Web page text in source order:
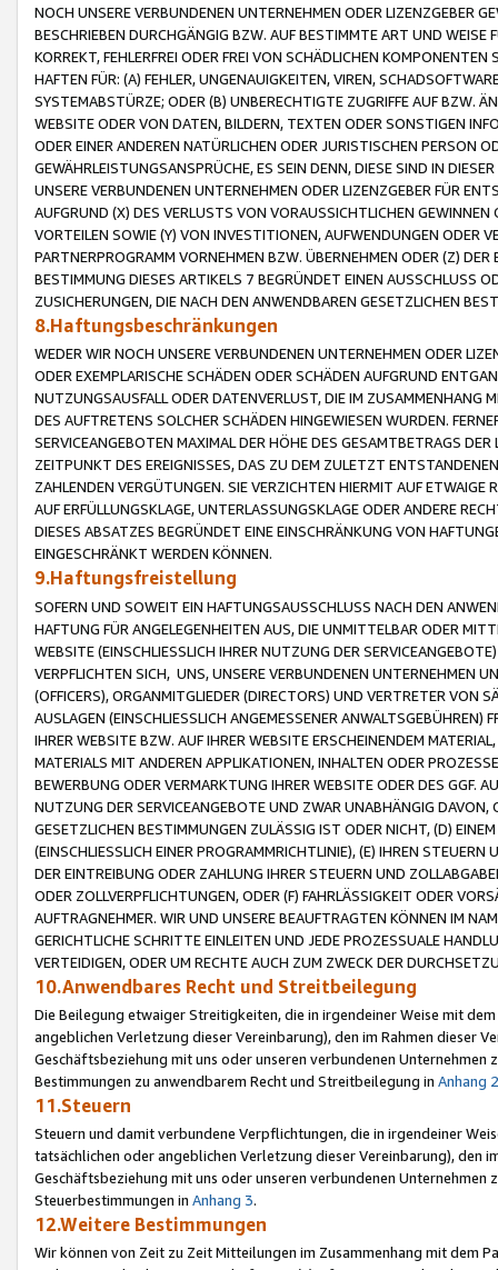
NOCH UNSERE VERBUNDENEN UNTERNEHMEN ODER LIZENZGEBER
BESCHRIEBEN DURCHGÄNGIG BZW. AUF BESTIMMTE ART UND
KORREKT, FEHLERFREI ODER FREI VON SCHÄDLICHEN
HAFTEN FÜR: (A) FEHLER, UNGENAUIGKEITEN, VIREN,
SYSTEMABSTÜRZE; ODER (B) UNBERECHTIGTE ZUGRIFFE AUF BZW.
WEBSITE ODER VON DATEN, BILDERN, TEXTEN ODER SONSTIGEN
ODER EINER ANDEREN NATÜRLICHEN ODER JURISTISCHEN PERSON
GEWÄHRLEISTUNGSANSPRÜCHE, ES SEIN DENN, DIESE SIND IN
UNSERE VERBUNDENEN UNTERNEHMEN ODER LIZENZGEBER FÜR
AUFGRUND (X) DES VERLUSTS VON VORAUSSICHTLICHEN
VORTEILEN SOWIE (Y) VON INVESTITIONEN, AUFWENDUNGEN ODER
PARTNERPROGRAMM VORNEHMEN BZW. ÜBERNEHMEN ODER (Z)
BESTIMMUNG DIESES ARTIKELS 7 BEGRÜNDET EINEN AUSSCHLUSS
ZUSICHERUNGEN, DIE NACH DEN ANWENDBAREN GESETZLICHEN
8.Haftungsbeschränkungen
WEDER WIR NOCH UNSERE VERBUNDENEN UNTERNEHMEN ODER
ODER EXEMPLARISCHE SCHÄDEN ODER SCHÄDEN AUFGRUND
NUTZUNGSAUSFALL ODER DATENVERLUST, DIE IM ZUSAMMENHANG
DES AUFTRETENS SOLCHER SCHÄDEN HINGEWIESEN WURDEN.
SERVICEANGEBOTEN MAXIMAL DER HÖHE DES GESAMTBETRAGS
ZEITPUNKT DES EREIGNISSES, DAS ZU DEM ZULETZT
ZAHLENDEN VERGÜTUNGEN. SIE VERZICHTEN HIERMIT AUF
AUF ERFÜLLUNGSKLAGE, UNTERLASSUNGSKLAGE ODER ANDERE
DIESES ABSATZES BEGRÜNDET EINE EINSCHRÄNKUNG VON
EINGESCHRÄNKT WERDEN KÖNNEN.
9.Haftungsfreistellung
SOFERN UND SOWEIT EIN HAFTUNGSAUSSCHLUSS NACH DEN
HAFTUNG FÜR ANGELEGENHEITEN AUS, DIE UNMITTELBAR ODER
WEBSITE (EINSCHLIESSLICH IHRER NUTZUNG DER
VERPFLICHTEN SICH, UNS, UNSERE VERBUNDENEN UNTERNEHMEN
(OFFICERS), ORGANMITGLIEDER (DIRECTORS) UND VERTRETER VON
AUSLAGEN (EINSCHLIESSLICH ANGEMESSENER
IHRER WEBSITE BZW. AUF IHRER WEBSITE ERSCHEINENDEM
MATERIALS MIT ANDEREN APPLIKATIONEN, INHALTEN ODER
BEWERBUNG ODER VERMARKTUNG IHRER WEBSITE ODER DES GGF.
NUTZUNG DER SERVICEANGEBOTE UND ZWAR UNABHÄNGIG
GESETZLICHEN BESTIMMUNGEN ZULÄSSIG IST ODER NICHT, (D)
(EINSCHLIESSLICH EINER PROGRAMMRICHTLINIE), (E) IHREN
DER EINTREIBUNG ODER ZAHLUNG IHRER STEUERN UND
ODER ZOLLVERPFLICHTUNGEN, ODER (F) FAHRLÄSSIGKEIT ODER
AUFTRAGNEHMER. WIR UND UNSERE BEAUFTRAGTEN KÖNNEN IM
GERICHTLICHE SCHRITTE EINLEITEN UND JEDE PROZESSUALE
VERTEIDIGEN, ODER UM RECHTE AUCH ZUM ZWECK DER
10.Anwendbares Recht und Streitbeilegung
Die Beilegung etwaiger Streitigkeiten, die in irgendeiner Weise mit
angeblichen Verletzung dieser Vereinbarung), den im Rahmen dieser
Geschäftsbeziehung mit uns oder unseren verbundenen
Bestimmungen zu anwendbarem Recht und Streitbeilegung in Anhang 2
11.Steuern
Steuern und damit verbundene Verpflichtungen, die in irgendeiner
tatsächlichen oder angeblichen Verletzung dieser Vereinbarung), den
Geschäftsbeziehung mit uns oder unseren verbundenen
Steuerbestimmungen in Anhang 3.
12.Weitere Bestimmungen
Wir können von Zeit zu Zeit Mitteilungen im Zusammenhang mit dem